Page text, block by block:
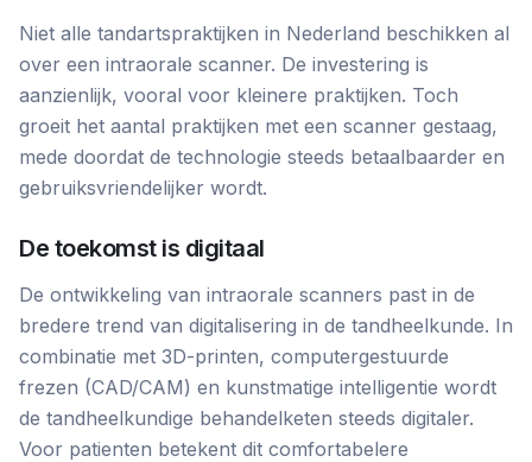
Niet alle tandartspraktijken in Nederland beschikken al
over een intraorale scanner. De investering is
aanzienlijk, vooral voor kleinere praktijken. Toch
groeit het aantal praktijken met een scanner gestaag,
mede doordat de technologie steeds betaalbaarder en
gebruiksvriendelijker wordt.
De toekomst is digitaal
De ontwikkeling van intraorale scanners past in de
bredere trend van digitalisering in de tandheelkunde. In
combinatie met 3D-printen, computergestuurde
frezen (CAD/CAM) en kunstmatige intelligentie wordt
de tandheelkundige behandelketen steeds digitaler.
Voor patienten betekent dit comfortabelere